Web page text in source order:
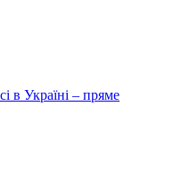
в Україні – пряме